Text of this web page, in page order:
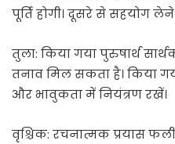
पूर्ति होगी। दूसरे से सहयोग
तुला: किया गया पुरुषार्थ
तनाव मिल सकता है। किया
और भावुकता में नियंत्रण रखें।
वृश्चिक: रचनात्मक प्रयास